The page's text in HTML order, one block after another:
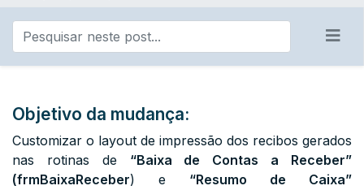
Objetivo da mudança:
Customizar o layout de impressão dos recibos gerados
nas rotinas de “Baixa de Contas a Receber”
(frmBaixaReceber) e “Resumo de Caixa”